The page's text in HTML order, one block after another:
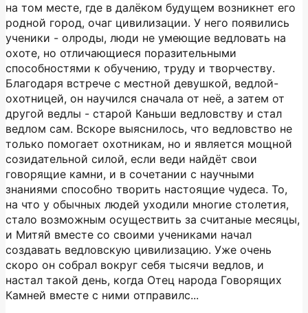
на том месте, где в далёком будущем воз­никнет его
родной город, очаг цивилизации. У него появились
ученики - олроды, люди не умеющие ведловать на
охоте, но отличающиеся поразительными
способностями к обучению, труду и творчеству.
Благодаря встрече с местной девушкой, ведлой-
охотницей, он научился сначала от неё, а затем от
другой ведлы - старой Каньши ведловству и стал
ведлом сам. Вскоре выяснилось, что ведловство не
только помогает охотникам, но и является мощной
созидательной силой, если веди найдёт свои
говорящие камни, и в сочетании с научными
знаниями способно творить настоящие чудеса. То,
на что у обычных людей уходили многие столетия,
стало возможным осуществить за считаные месяцы,
и Митяй вместе со своими учениками начал
создавать ведловскую цивилизацию. Уже очень
скоро он собрал вокруг себя тысячи ведлов, и
настал такой день, когда Отец народа Говорящих
Камней вместе с ними отправилс...